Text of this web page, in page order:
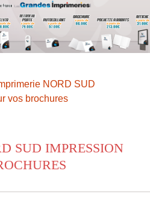
NORD SUD
vos brochures
SUD IMPRESSION